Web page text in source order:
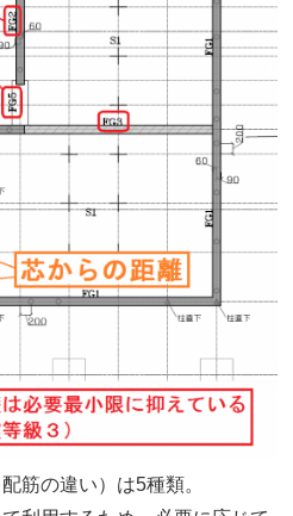
筋の違い）は5種類。